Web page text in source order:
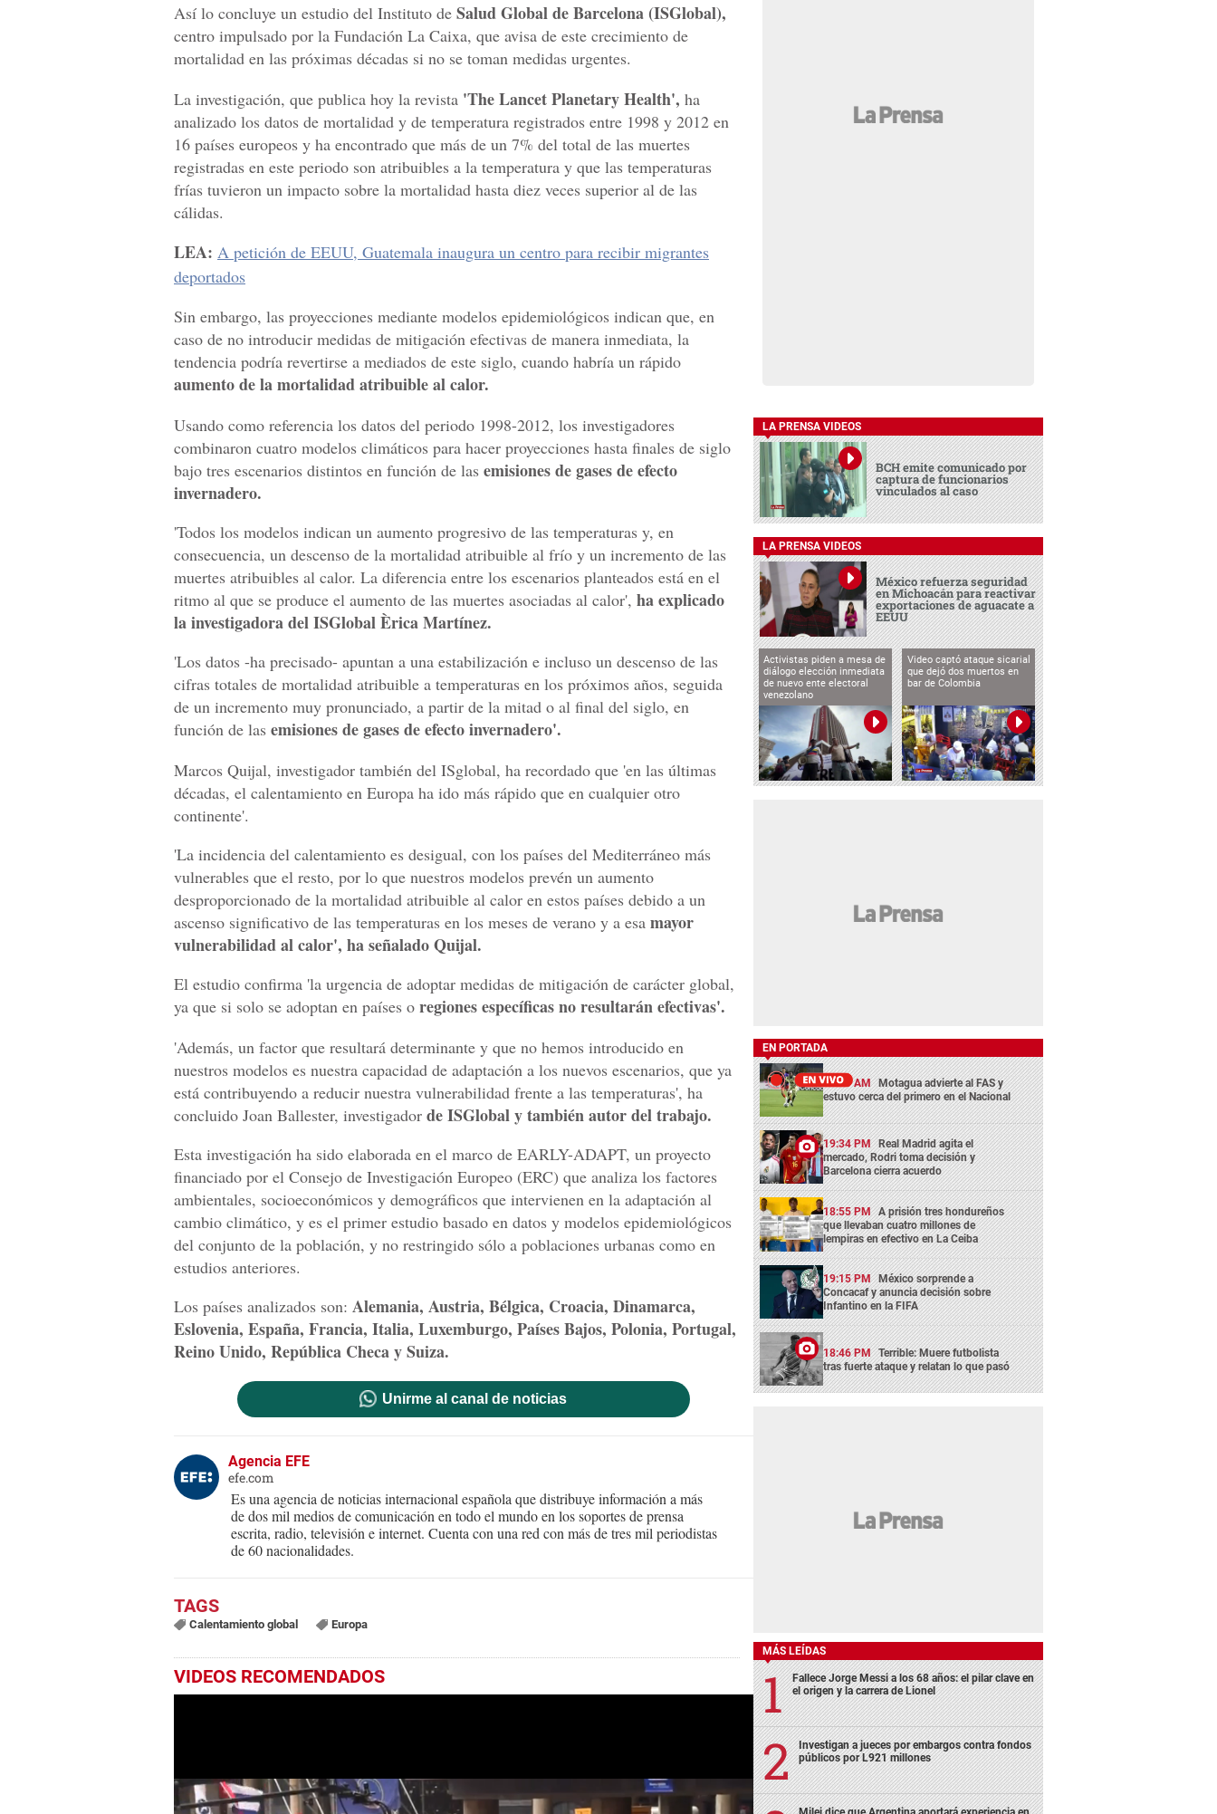
Así lo concluye un estudio del Instituto de Salud Global de Barcelona (ISGlobal),
centro impulsado por la Fundación La Caixa, que avisa de este crecimiento de
mortalidad en las próximas décadas si no se toman medidas urgentes.
La investigación, que publica hoy la revista 'The Lancet Planetary Health', ha
analizado los datos de mortalidad y de temperatura registrados entre 1998 y 2012 en
16 países europeos y ha encontrado que más de un 7% del total de las muertes
registradas en este periodo son atribuibles a la temperatura y que las temperaturas
frías tuvieron un impacto sobre la mortalidad hasta diez veces superior al de las
cálidas.
LEA: A petición de EEUU, Guatemala inaugura un centro para recibir migrantes
deportados
Sin embargo, las proyecciones mediante modelos epidemiológicos indican que, en
caso de no introducir medidas de mitigación efectivas de manera inmediata, la
tendencia podría revertirse a mediados de este siglo, cuando habría un rápido
aumento de la mortalidad atribuible al calor.
Usando como referencia los datos del periodo 1998-2012, los investigadores
combinaron cuatro modelos climáticos para hacer proyecciones hasta finales de siglo
bajo tres escenarios distintos en función de las emisiones de gases de efecto
invernadero.
'Todos los modelos indican un aumento progresivo de las temperaturas y, en
consecuencia, un descenso de la mortalidad atribuible al frío y un incremento de las
muertes atribuibles al calor. La diferencia entre los escenarios planteados está en el
ritmo al que se produce el aumento de las muertes asociadas al calor', ha explicado
la investigadora del ISGlobal Èrica Martínez.
'Los datos -ha precisado- apuntan a una estabilización e incluso un descenso de las
cifras totales de mortalidad atribuible a temperaturas en los próximos años, seguida
de un incremento muy pronunciado, a partir de la mitad o al final del siglo, en
función de las emisiones de gases de efecto invernadero'.
Marcos Quijal, investigador también del ISglobal, ha recordado que 'en las últimas
décadas, el calentamiento en Europa ha ido más rápido que en cualquier otro
continente'.
'La incidencia del calentamiento es desigual, con los países del Mediterráneo más
vulnerables que el resto, por lo que nuestros modelos prevén un aumento
desproporcionado de la mortalidad atribuible al calor en estos países debido a un
ascenso significativo de las temperaturas en los meses de verano y a esa mayor
vulnerabilidad al calor', ha señalado Quijal.
El estudio confirma 'la urgencia de adoptar medidas de mitigación de carácter global,
ya que si solo se adoptan en países o regiones específicas no resultarán efectivas'.
'Además, un factor que resultará determinante y que no hemos introducido en
nuestros modelos es nuestra capacidad de adaptación a los nuevos escenarios, que ya
está contribuyendo a reducir nuestra vulnerabilidad frente a las temperaturas', ha
concluido Joan Ballester, investigador de ISGlobal y también autor del trabajo.
Esta investigación ha sido elaborada en el marco de EARLY-ADAPT, un proyecto
financiado por el Consejo de Investigación Europeo (ERC) que analiza los factores
ambientales, socioeconómicos y demográficos que intervienen en la adaptación al
cambio climático, y es el primer estudio basado en datos y modelos epidemiológicos
del conjunto de la población, y no restringido sólo a poblaciones urbanas como en
estudios anteriores.
Los países analizados son: Alemania, Austria, Bélgica, Croacia, Dinamarca,
Eslovenia, España, Francia, Italia, Luxemburgo, Países Bajos, Polonia, Portugal,
Reino Unido, República Checa y Suiza.
Unirme al canal de noticias
Agencia EFE
efe.com
Es una agencia de noticias internacional española que distribuye información a más
de dos mil medios de comunicación en todo el mundo en los soportes de prensa
escrita, radio, televisión e internet. Cuenta con una red con más de tres mil periodistas
de 60 nacionalidades.
Calentamiento global Europa
VIDEOS RECOMENDADOS
LA PRENSA VIDEOS
BCH emite comunicado por
captura de funcionarios
vinculados al caso
LA PRENSA VIDEOS
México refuerza seguridad
en Michoacán para reactivar
exportaciones de aguacate a
EEUU
Activistas piden a mesa de
diálogo elección inmediata
de nuevo ente electoral
venezolano
Video captó ataque sicarial
que dejó dos muertos en
bar de Colombia
EN PORTADA
11:45 AM Motagua advierte al FAS y
estuvo cerca del primero en el Nacional
19:34 PM Real Madrid agita el
mercado, Rodri toma decisión y
Barcelona cierra acuerdo
18:55 PM A prisión tres hondureños
que llevaban cuatro millones de
lempiras en efectivo en La Ceiba
19:15 PM México sorprende a
Concacaf y anuncia decisión sobre
Infantino en la FIFA
18:46 PM Terrible: Muere futbolista
tras fuerte ataque y relatan lo que pasó
MÁS LEÍDAS
Fallece Jorge Messi a los 68 años: el pilar clave en
el origen y la carrera de Lionel
Investigan a jueces por embargos contra fondos
públicos por L921 millones